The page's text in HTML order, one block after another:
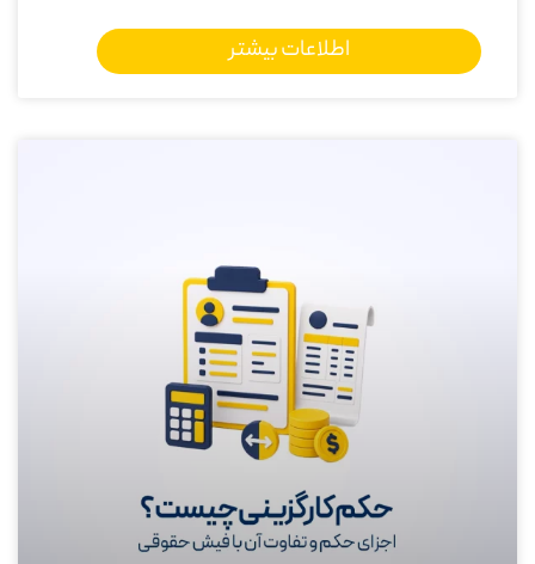
اطلاعات بیشتر